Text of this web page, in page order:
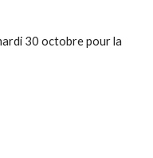
30 octobre pour la